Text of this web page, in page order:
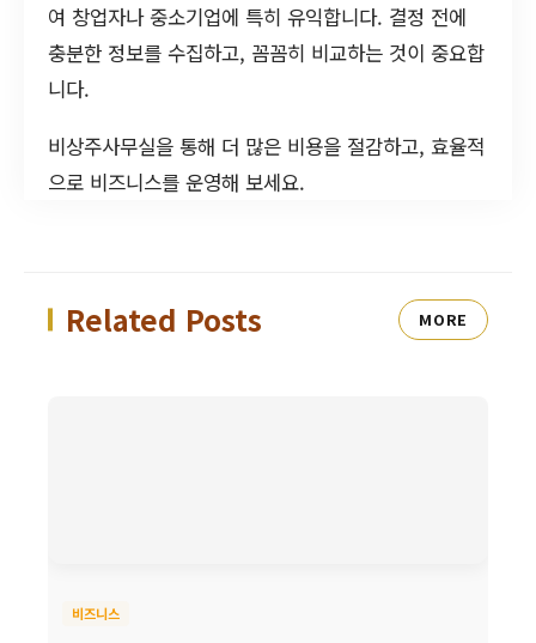
여 창업자나 중소기업에 특히 유익합니다. 결정 전에
충분한 정보를 수집하고, 꼼꼼히 비교하는 것이 중요합
니다.
비상주사무실을 통해 더 많은 비용을 절감하고, 효율적
으로 비즈니스를 운영해 보세요.
Related Posts MORE
비즈니스